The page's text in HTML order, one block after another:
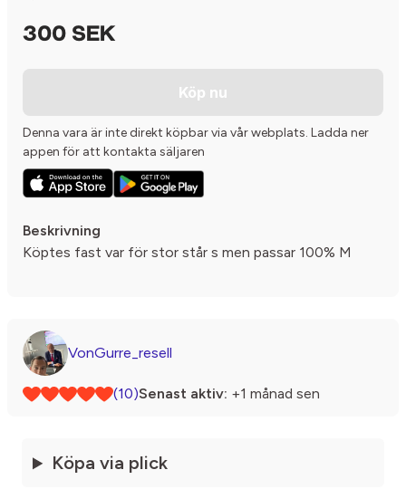
300 SEK
Köp nu
Denna vara är inte direkt köpbar via vår webplats. Ladda ner
appen för att kontakta säljaren
Beskrivning
Köptes fast var för stor står s men passar 100% M
VonGurre_resell
(10)Senast aktiv: +1 månad sen
Köpa via plick